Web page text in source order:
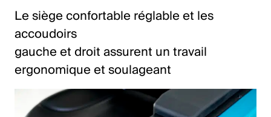
Le siège confortable réglable et les
accoudoirs
gauche et droit assurent un travail
ergonomique et soulageant